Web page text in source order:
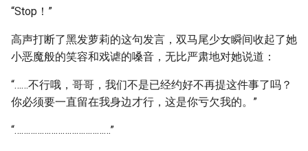
“Stop！”
高声打断了黑发萝莉的这句发言，双马尾少女瞬间收起了她
小恶魔般的笑容和戏谑的嗓音，无比严肃地对她说道：
“……不行哦，哥哥，我们不是已经约好不再提这件事了吗？
你必须要一直留在我身边才行，这是你亏欠我的。”
“……………………………………”